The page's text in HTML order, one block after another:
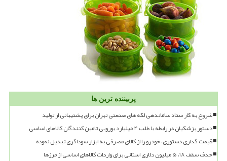
پربیننده ترین ها
شروع به کار ستاد ساماندهی لکه های صنعتی تهران برای پشتیبانی از تولید
دستور پزشکیان در رابطه با طلب ۴ میلیارد یورویی تامین کنندگان کالاهای اساسی
قیمت گذاری دستوری، خودرو را از کالای مصرفی به ابزار سوداگری تبدیل نموده
حذف سقف ۱۸، ۵ میلیون دلاری استانی برای واردات کالاهای اساسی از مرزها